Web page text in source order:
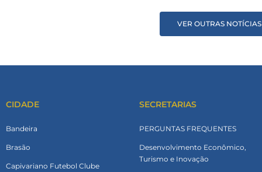
VER OUTRAS NOTÍCIAS
CIDADE
Bandeira
Brasão
Capivariano Futebol Clube
SECRETARIAS
PERGUNTAS FREQUENTES
Desenvolvimento Econômico,
Turismo e Inovação